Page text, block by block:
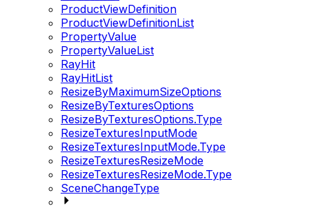
ProductViewDefinition
ProductViewDefinitionList
PropertyValue
PropertyValueList
RayHit
RayHitList
ResizeByMaximumSizeOptions
ResizeByTexturesOptions
ResizeByTexturesOptions.Type
ResizeTexturesInputMode
ResizeTexturesInputMode.Type
ResizeTexturesResizeMode
ResizeTexturesResizeMode.Type
SceneChangeType